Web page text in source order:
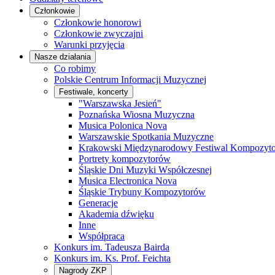
Członkowie
Członkowie honorowi
Członkowie zwyczajni
Warunki przyjęcia
Nasze działania
Co robimy
Polskie Centrum Informacji Muzycznej
Festiwale, koncerty
"Warszawska Jesień"
Poznańska Wiosna Muzyczna
Musica Polonica Nova
Warszawskie Spotkania Muzyczne
Krakowski Międzynarodowy Festiwal
Portrety kompozytorów
Śląskie Dni Muzyki Współczesnej
Musica Electronica Nova
Śląskie Trybuny Kompozytorów
Generacje
Akademia dźwięku
Inne
Współpraca
Konkurs im. Tadeusza Bairda
Konkurs im. Ks. Prof. Feichta
Nagrody ZKP